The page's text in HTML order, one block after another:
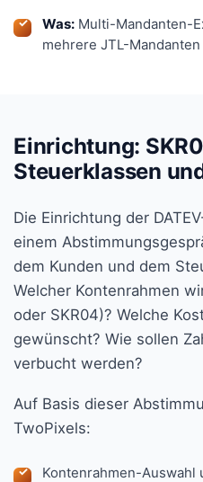
Was: Multi-Mandanten-
mehrere JTL-
Einrichtung:
Steuerklassen
Die Einrichtung der
einem
dem Kunden und dem
Welcher Kontenrahmen
oder SKR04)? Welche
gewünscht? Wie sollen
verbucht werden?
Auf Basis dieser
TwoPixels:
Kontenrahmen-Auswahl